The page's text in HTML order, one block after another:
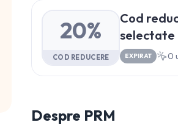
20%
COD REDUCERE
Cod
selectate
EXPIRAT 0
Despre PRM